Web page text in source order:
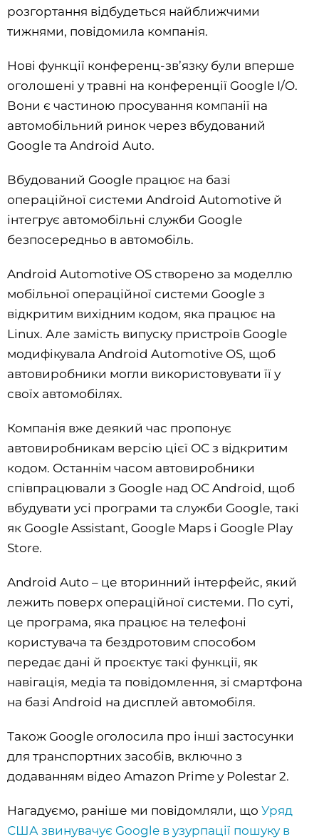
розгортання відбудеться найближчими
тижнями, повідомила компанія.
Нові функції конференц-зв’язку були вперше
оголошені у травні на конференції Google I/O.
Вони є частиною просування компанії на
автомобільний ринок через вбудований
Google та Android Auto.
Вбудований Google працює на базі
операційної системи Android Automotive й
інтегрує автомобільні служби Google
безпосередньо в автомобіль.
Android Automotive OS створено за моделлю
мобільної операційної системи Google з
відкритим вихідним кодом, яка працює на
Linux. Але замість випуску пристроїв Google
модифікувала Android Automotive OS, щоб
автовиробники могли використовувати її у
своїх автомобілях.
Компанія вже деякий час пропонує
автовиробникам версію цієї ОС з відкритим
кодом. Останнім часом автовиробники
співпрацювали з Google над ОС Android, щоб
вбудувати усі програми та служби Google, такі
як Google Assistant, Google Maps і Google Play
Store.
Android Auto – це вторинний інтерфейс, який
лежить поверх операційної системи. По суті,
це програма, яка працює на телефоні
користувача та бездротовим способом
передає дані й проєктує такі функції, як
навігація, медіа та повідомлення, зі смартфона
на базі Android на дисплей автомобіля.
Також Google оголосила про інші застосунки
для транспортних засобів, включно з
додаванням відео Amazon Prime у Polestar 2.
Нагадуємо, раніше ми повідомляли, що Уряд
США звинувачує Google в узурпації пошуку в